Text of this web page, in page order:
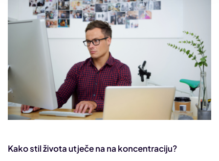
Kako stil života utječe na na koncentraciju?